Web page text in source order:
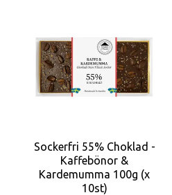
Sockerfri 55% Choklad -
Kaffebönor &
Kardemumma 100g (x
10st)